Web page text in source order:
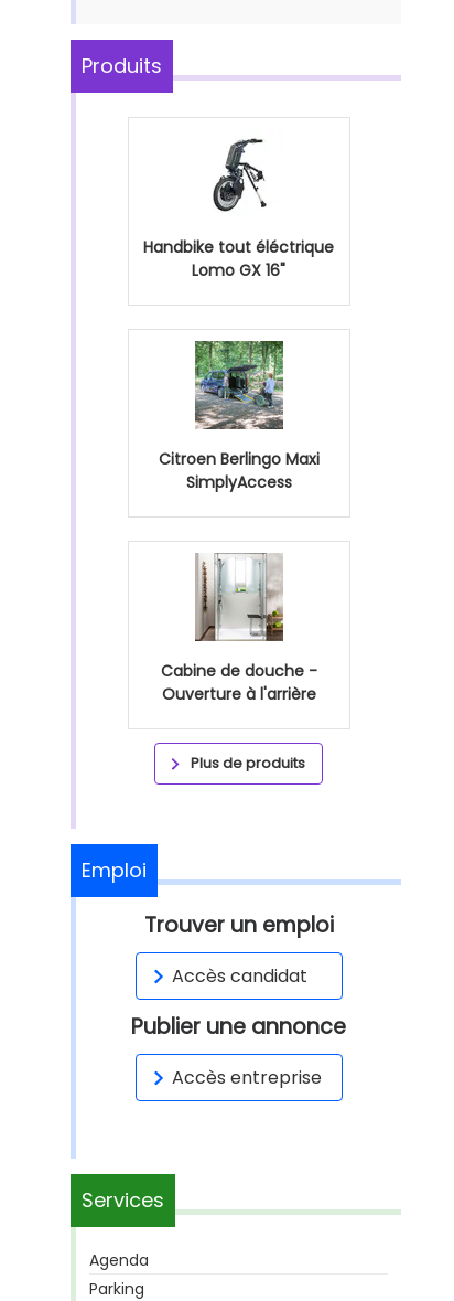
Produits
Handbike tout éléctrique
Lomo GX 16"
Citroen Berlingo Maxi
SimplyAccess
Cabine de douche -
Ouverture à l'arrière
Plus de produits
Emploi
Trouver un emploi
Accès candidat
Publier une annonce
Accès entreprise
Services
Agenda
Parking